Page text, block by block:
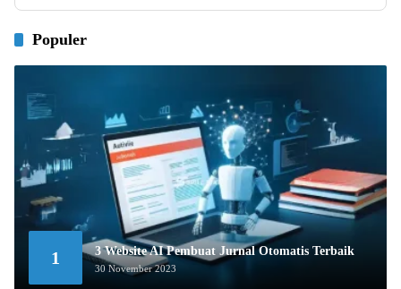
Populer
1 3 Website AI Pembuat Jurnal Otomatis Terbaik
30 November 2023